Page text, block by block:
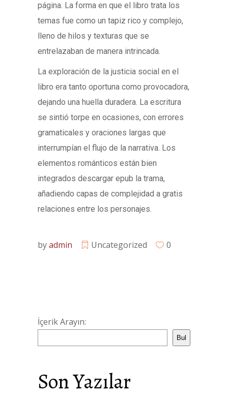
página. La forma en que el libro trata los
temas fue como un tapiz rico y complejo,
lleno de hilos y texturas que se
entrelazaban de manera intrincada.
La exploración de la justicia social en el
libro era tanto oportuna como provocadora,
dejando una huella duradera. La escritura
se sintió torpe en ocasiones, con errores
gramaticales y oraciones largas que
interrumpían el flujo de la narrativa. Los
elementos románticos están bien
integrados descargar epub la trama,
añadiendo capas de complejidad a gratis
relaciones entre los personajes.
byadmin Uncategorized 0
İçerik Arayın:
Bul
Son Yazılar